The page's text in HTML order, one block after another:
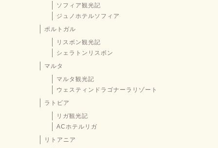
ソフィア観光記
ジュノホテルソフィア
ポルトガル
リスボン観光記
シェラトンリスボン
マルタ
マルタ観光記
ウェスティンドラゴナーラリゾート
ラトビア
リガ観光記
ACホテルリガ
リトアニア